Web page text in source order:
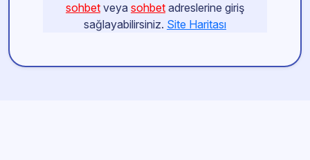
sohbet veya sohbet adreslerine giriş
sağlayabilirsiniz. Site Haritası